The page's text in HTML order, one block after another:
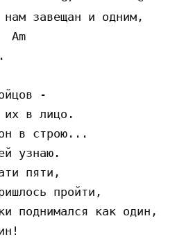
нам завещан и одним,
Am
-
их в лицо.
в строю...
узнаю.
пяти,
пройти,
поднимался как один,